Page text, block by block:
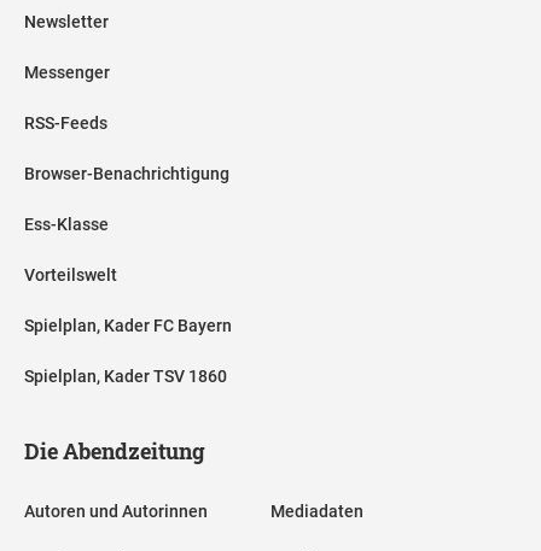
Newsletter
Messenger
RSS-Feeds
Browser-Benachrichtigung
Ess-Klasse
Vorteilswelt
Spielplan, Kader FC Bayern
Spielplan, Kader TSV 1860
Die Abendzeitung
Autoren und Autorinnen Mediadaten